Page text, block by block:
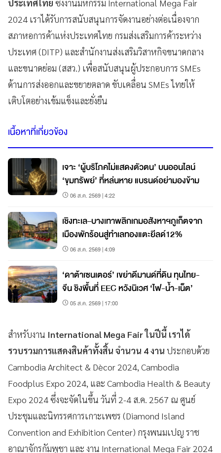
ประเทศไทย ซึ่งงานมหกรรม International Mega Fair
2024 เราได้รับการสนับสนุนการจัดงานอย่างต่อเนื่องจาก
สภาหอการค้าแห่งประเทศไทย กรมส่งเสริมการค้าระหว่าง
ประเทศ (DITP) และสำนักงานส่งเสริมวิสาหกิจขนาดกลาง
และขนาดย่อม (สสว.) เพื่อสนับสนุนผู้ประกอบการ SMEs
ด้านการส่งออกและขยายตลาด ขับเคลื่อน SMEs ไทยให้
เติบโตอย่างเข้มแข็งและยั่งยืน
เนื้อหาที่เกี่ยวข้อง
เจาะ ‘ผู้บริโภคไม่แสดงตัวตน’ บนออนไลน์
‘ขุมทรัพย์’ ที่หล่นหาย แบรนด์อย่ามองข้าม
06 ส.ค. 2569 | 4:22
เชิงทะเล–บางเทาพลิกเกมอสังหาฯภูเก็ตจาก
เมืองพักร้อนสู่ทำเลทองแตะยีลด์12%
06 ส.ค. 2569 | 4:09
‘ดาต้าเซนเตอร์’ เขย่าดีมานด์ที่ดิน ทุนไทย-
จีน ชิงพื้นที่ EEC หวังนิเวศ ‘ไฟ-น้ำ-เน็ต’
05 ส.ค. 2569 | 17:00
สำหรับงาน International Mega Fair ในปีนี้ เราได้
รวบรวมการแสดงสินค้าทั้งสิ้น จำนวน 4 งาน ประกอบด้วย
Cambodia Architect & Dècor 2024, Cambodia
Foodplus Expo 2024, และ Cambodia Health & Beauty
Expo 2024 ซึ่งจะจัดในขึ้น วันที่ 2-4 ส.ค. 2567 ณ ศูนย์
ประชุมและนิทรรศการเกาะเพชร (Diamond Island
Convention and Exhibition Center) กรุงพนมเปญ ราช
อาณาจักรกัมพูชา และ งาน International Mega Fair 2024